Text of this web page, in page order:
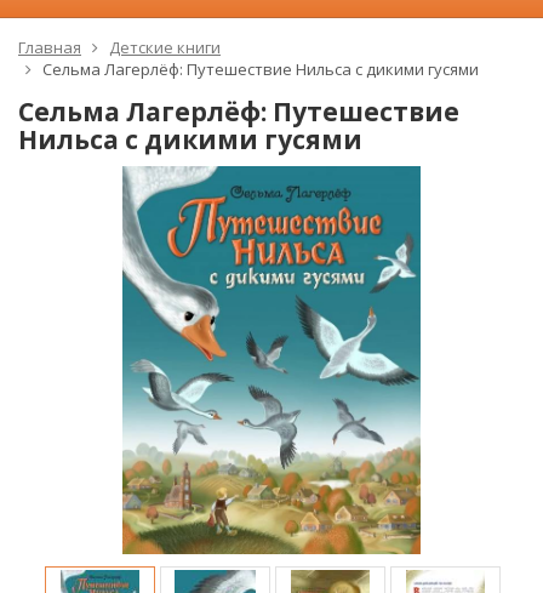
Главная
Детские книги
Сельма Лагерлёф: Путешествие Нильса с дикими гусями
Сельма Лагерлёф: Путешествие
Нильса с дикими гусями